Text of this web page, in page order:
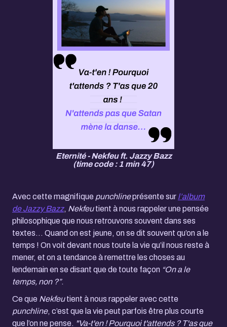
Eternité - Nekfeu ft. Jazzy Bazz
(time code : 1 min 47)
Avec cette magnifique punchlineprésente sur l’album
de Jazzy Bazz, Nekfeutient à nous rappeler une pensée
philosophique que nous retrouvons souvent dans ses
textes... Quand on est jeune, on se dit souvent qu’on a le
temps ! On voit devant nous toute la vie qu’il nous reste à
mener, et on a tendance à remettre les choses au
lendemain en se disant que de toute façon “On a le
temps, non ?”.
Ce que Nekfeutient à nous rappeler avec cette
punchline, c’est que la vie peut parfois être plus courte
que l’on ne pense. "Va-t'en ! Pourquoi t'attends ? T'as que